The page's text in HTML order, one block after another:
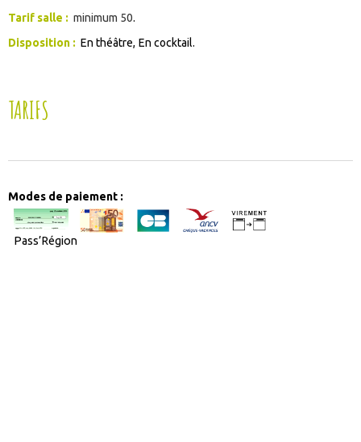
Tarif salle : minimum 50
Disposition : En théâtre En cocktail
TARIFS
Modes de paiement :
Pass’Région